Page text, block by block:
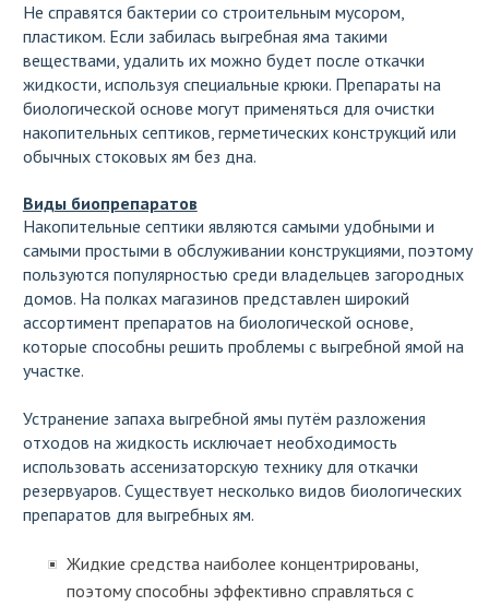
Не справятся бактерии со строительным мусором,
пластиком. Если забилась выгребная яма такими
веществами, удалить их можно будет после откачки
жидкости, используя специальные крюки. Препараты на
биологической основе могут применяться для очистки
накопительных септиков, герметических конструкций или
обычных стоковых ям без дна.
Виды биопрепаратов
Накопительные септики являются самыми удобными и
самыми простыми в обслуживании конструкциями, поэтому
пользуются популярностью среди владельцев загородных
домов. На полках магазинов представлен широкий
ассортимент препаратов на биологической основе,
которые способны решить проблемы с выгребной ямой на
участке.
Устранение запаха выгребной ямы путём разложения
отходов на жидкость исключает необходимость
использовать ассенизаторскую технику для откачки
резервуаров. Существует несколько видов биологических
препаратов для выгребных ям.
Жидкие средства наиболее концентрированы,
поэтому способны эффективно справляться с